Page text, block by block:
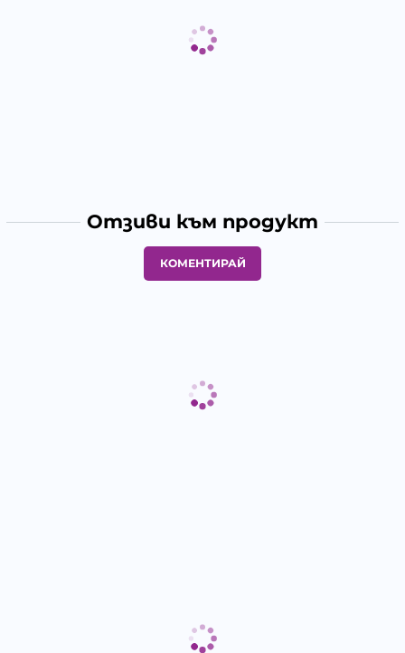
Отзиви към продукт
КОМЕНТИРАЙ